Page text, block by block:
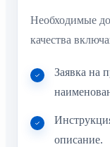
Необходимые
качества
Заявка на
описание.